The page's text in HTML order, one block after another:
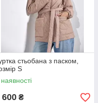
стьобана з паском,
S
600 ₴